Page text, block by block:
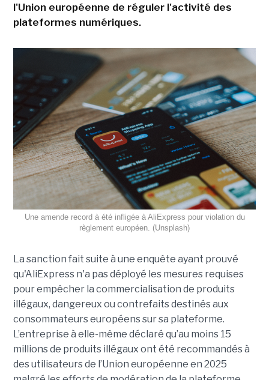
l'Union européenne de réguler l'activité des
plateformes numériques.
Une amende record à été infligée à AliExpress pour violation du
règlement européen. (Unsplash)
La sanction fait suite à une enquête ayant prouvé
qu'AliExpress n'a pas déployé les mesures requises
pour empêcher la commercialisation de produits
illégaux, dangereux ou contrefaits destinés aux
consommateurs européens sur sa plateforme.
L’entreprise à elle-même déclaré qu’au moins 15
millions de produits illégaux ont été recommandés à
des utilisateurs de l’Union européenne en 2025